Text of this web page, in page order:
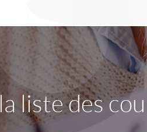
la liste des